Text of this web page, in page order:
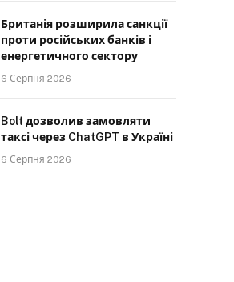
Британія розширила санкції
проти російських банків і
енергетичного сектору
6 Серпня 2026
Bolt дозволив замовляти
таксі через ChatGPT в Україні
6 Серпня 2026